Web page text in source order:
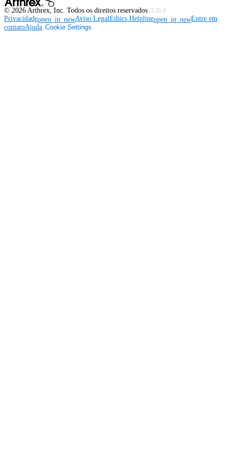
© 2026 Arthrex, Inc. Todos os direitos reservadosv3.56.0
Privacidadeopen_in_newAviso LegalEthics Helplineopen_in_newEntre em
contatoAjuda Cookie Settings